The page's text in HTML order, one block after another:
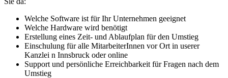
Welche Software ist für Ihr Unternehmen geeignet
Welche Hardware wird benötigt
Erstellung eines Zeit- und Ablaufplan für den Umstieg
Einschulung für alle MitarbeiterInnen vor Ort in userer
Kanzlei n Innsbruck oder online
Support und persönliche Erreichbarkeit für Fragen nach dem
Umstieg